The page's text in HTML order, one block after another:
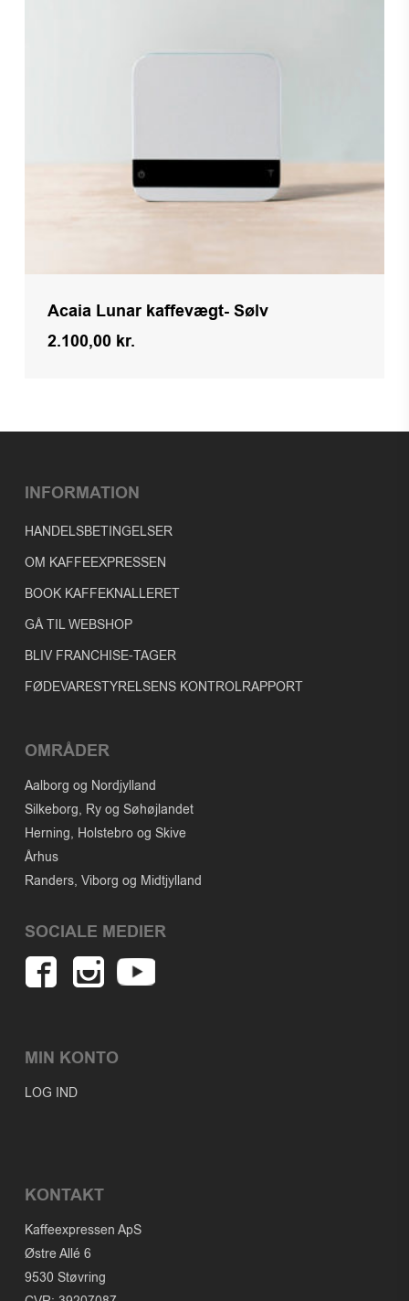
Acaia Lunar kaffevægt- Sølv
2.100,00 kr.
INFORMATION
HANDELSBETINGELSER
OM KAFFEEXPRESSEN
BOOK KAFFEKNALLERET
GÅ TIL WEBSHOP
BLIV FRANCHISE-TAGER
FØDEVARESTYRELSENS KONTROLRAPPORT
OMRÅDER
Aalborg og Nordjylland
Silkeborg, Ry og Søhøjlandet
Herning, Holstebro og Skive
Århus
Randers, Viborg og Midtjylland
SOCIALE MEDIER
MIN KONTO
LOG IND
KONTAKT
Kaffeexpressen ApS
Østre Allé 6
9530 Støvring